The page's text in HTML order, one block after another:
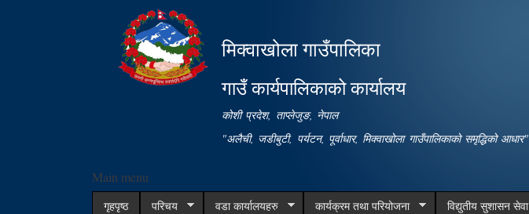
मिक्वाखोला गाउँपालिका
गाउँ कार्यपालिकाको कार्यालय
कोशी प्रदेश, ताप्लेजुङ, नेपाल
"अलैची, जडीबुटी, पर्यटन, पूर्वाधार, मिक्वाखोला गाउँपालिकाको समृद्धिको आधार"
Main menu
गृहपृष्ठ परिचय वडा कार्यालयहरु कार्यक्रम तथा परियोजना विद्युतीय सुशासन सेवा